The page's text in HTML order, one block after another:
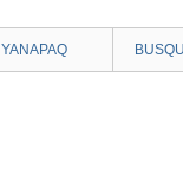
YANAPAQ